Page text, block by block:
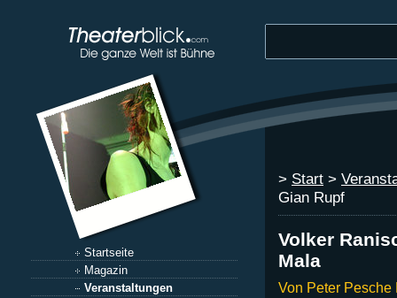
Startseite
Magazin
Veranstaltungen
> Start >
Gian Rupf
Volker
Mala
Von Peter Pesche